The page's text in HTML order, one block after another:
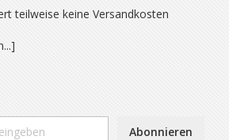
teilweise keine Versandkosten
Abonnieren